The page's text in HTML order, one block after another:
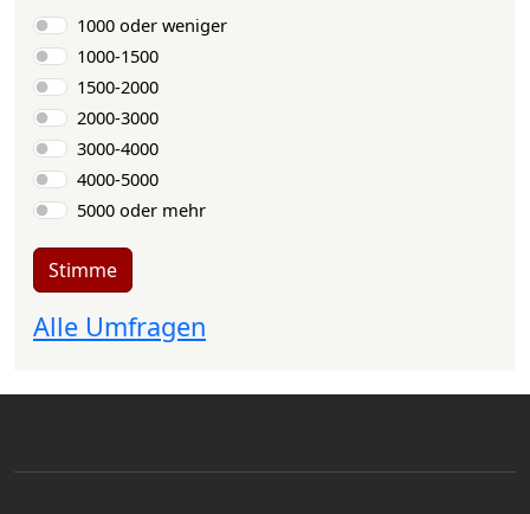
Auswahlmöglichkeiten
1000 oder weniger
1000-1500
1500-2000
2000-3000
3000-4000
4000-5000
5000 oder mehr
Stimme
Alle Umfragen